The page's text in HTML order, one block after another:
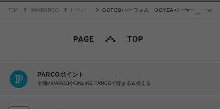
TOP 池袋PARCO ビーバー
OOFOS/ウーフォス OOYEA ウーヤー
PARCOポイント
全国のPARCOやONLINE PARCOで貯まる＆使える